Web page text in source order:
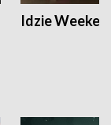
Idzie